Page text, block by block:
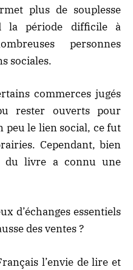
plus de souplesse
la période difficile à
personnes
sociales.
commerces jugés
rester ouverts pour
le lien social, ce fut
Cependant, bien
du livre a connu une
d’échanges essentiels
des ventes ?
l’envie de lire et